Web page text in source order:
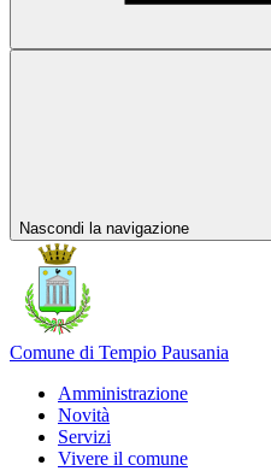
Nascondi la navigazione
Comune di Tempio Pausania
Amministrazione
Novità
Servizi
Vivere il comune